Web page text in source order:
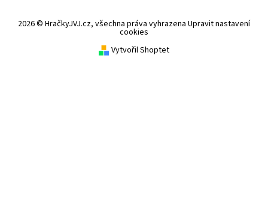
2026 © HračkyJVJ.cz, všechna práva vyhrazena Upravit nastavení
cookies
Vytvořil Shoptet